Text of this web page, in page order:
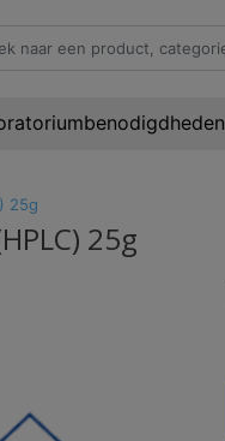
25g
25g